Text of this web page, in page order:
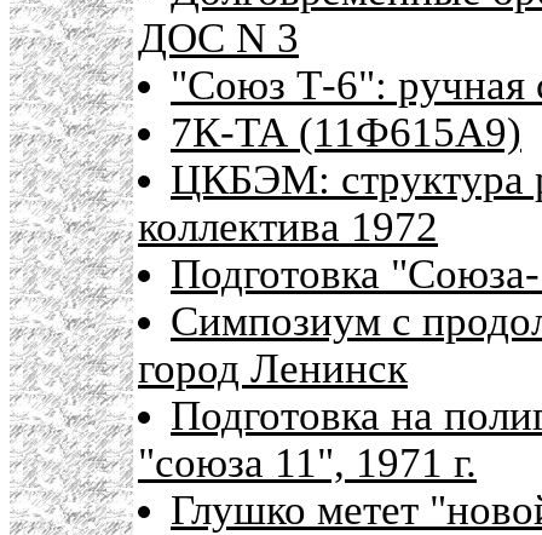
ДОС N 3
"Союз Т-6": ручная
7К-ТА (11Ф615А9)
ЦКБЭМ: структура
коллектива 1972
Подготовка
Симпозиум с
город Ленинск
Подготовка на
"союза 11", 1971 г.
Глушко метет